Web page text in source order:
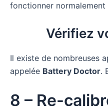
fonctionner normalement
Vérifiez
Il existe de nombreuses
appelée Battery Doctor.
8 – Re-